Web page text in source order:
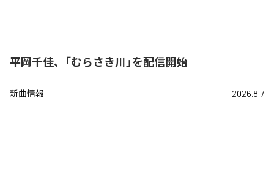
平岡千佳、「むらさき川」を配信開始
新曲情報 2026.8.7